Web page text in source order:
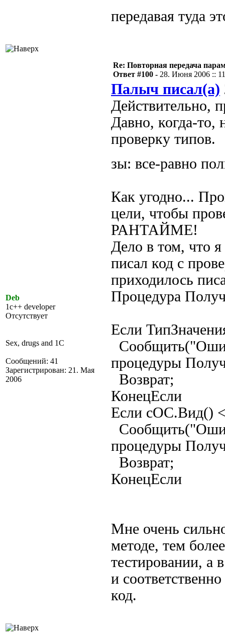
передавая туда
Deb
1c++ developer
Отсутствует
Sex, drugs and 1C
Сообщений: 41
Зарегистрирован: 21. Мая
2006
Re: Повторная передача
Ответ #100 - 28. Июня 2006 ::
Палыч писал(а)
Действительно,
Давно, когда-то,
проверку типов.
зы: все-равно
Как угодно...
цели, чтобы
РАНТАЙМЕ!
Дело в том, что
писал код с
приходилось
Процедура
Если
процедуры
Возврат;
КонецЕсли
Если сОС.Вид()
процедуры
Возврат;
КонецЕсли
Мне очень
методе, тем
тестировании, а
и
код.